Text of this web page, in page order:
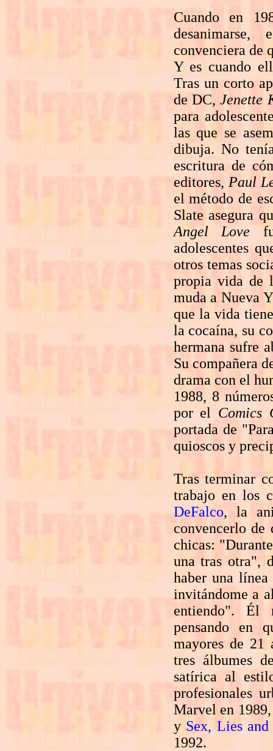
Cuando en
convenciera de
Y es cuando
Tras un corto
de DC,Jenette
para
las que se
dibuja. No
escritura de
editores, Paul
el método de
Slate asegura
Angel Love
adolescentes
otros temas
propia vida de
muda a Nueva
que la vida
la cocaína, su
hermana sufre
Su compañera
drama con el
1988, 8
por el Comics
portada de
quioscos y
Tras terminar
trabajo en los
DeFalco, la
convencerlo de
chicas:
una tras otra",
haber una
invitándome a
entiendo". Él
pensando en
mayores de 21
tres álbumes
satírica al
profesionales
Marvel en
y Sex, Lies
1992.